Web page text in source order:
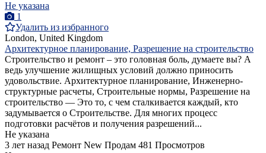
Не указана
1
Удалить из избранного
London, United Kingdom
Архитектурное планирование, Разрешение на строительство
Строительство и ремонт – это головная боль, думаете вы? А
ведь улучшение жилищных условий должно приносить
удовольствие. Архитектурное планирование, Инженерно-
структурные расчеты, Строительные нормы, Разрешение на
строительство — Это то, с чем сталкивается каждый, кто
задумывается о Строительстве. Для многих процесс
подготовки расчётов и получения разрешений...
Не указана
3 лет назад Ремонт New Продам 481 Просмотров